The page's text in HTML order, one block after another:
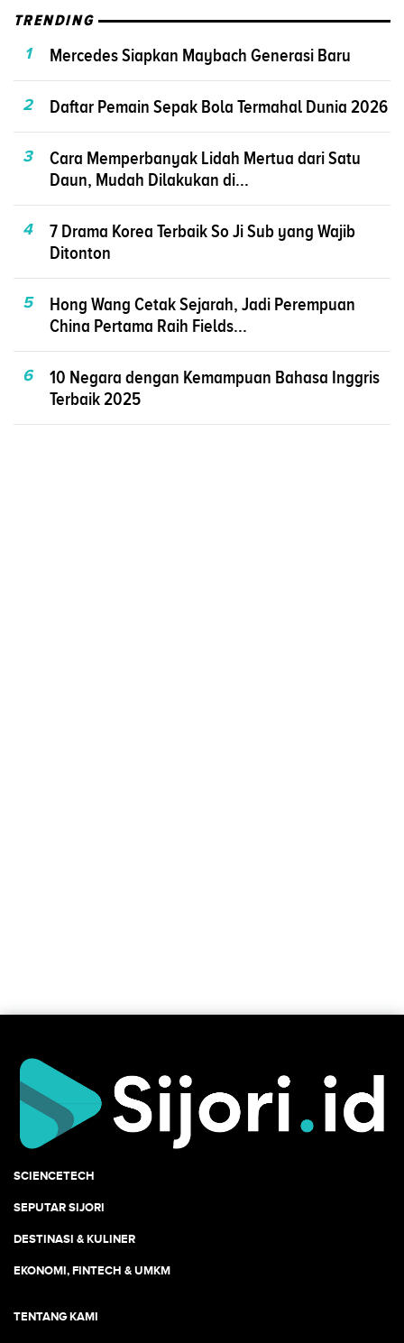
TRENDING
1
Mercedes Siapkan Maybach Generasi Baru
2 Daftar Pemain Sepak Bola Termahal Dunia 2026
3
Cara Memperbanyak Lidah Mertua dari Satu
Daun, Mudah Dilakukan di...
4
7 Drama Korea Terbaik So Ji Sub yang Wajib
Ditonton
5
Hong Wang Cetak Sejarah, Jadi Perempuan
China Pertama Raih Fields...
6
10 Negara dengan Kemampuan Bahasa Inggris
Terbaik 2025
SCIENCETECH
SEPUTAR SIJORI
DESTINASI & KULINER
EKONOMI, FINTECH & UMKM
TENTANG KAMI